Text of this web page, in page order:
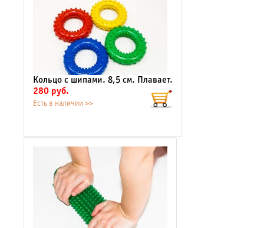
Кольцо с шипами. 8,5 см. Плавает.
280 руб.
Есть в наличии >>